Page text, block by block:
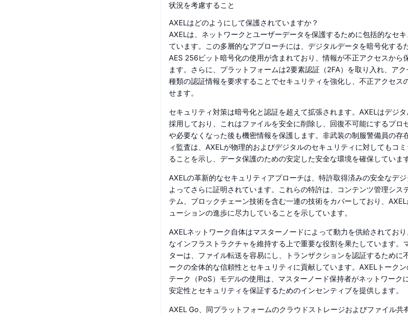
状況を考慮すること
AXELはどのようにして保護されていますか？
AXELは、ネットワークとユーザーデータを保護するために包括的なセ
ています。この多層的なアプローチには、デジタルデータを暗号化する
AES 256ビット暗号化の使用が含まれており、情報が不正アクセスから
ます。さらに、プラットフォームは2要素認証（2FA）を取り入れ、ア
種類の認証情報を要求することでセキュリティを強化し、不正アクセス
せます。
セキュリティ対策は暗号化と認証を超えて拡張されます。AXELはデジ
採用しており、これはファイルを安全に削除し、回復不可能にするプロ
や必要なくなった後も機密情報を保護します。非武装の制服警備員の存
ィ監査は、AXELが物理的およびデジタルのセキュリティに対してもコ
ることを示し、データ保護のための安定した安全な環境を確保しています
AXELの革新的なセキュリティアプローチは、特許取得済みの安全なデ
よってさらに証明されています。これらの特許は、コンテンツ管理シス
テム、ブロックチェーン技術を含む一連の技術をカバーしており、
ューションの進歩に尽力していることを示しています。
AXELネットワーク自体はマスターノードによって動力を供給されてお
なインフラストラクチャを維持する上で重要な役割を果たしています。
ターは、ファイル転送を容易にし、トランザクションを認証するために
ークの全体的な信頼性とセキュリティに貢献しています。AXELトーク
テーク（PoS）モデルの使用は、マスターノード保持者がネットワーク
安定性とセキュリティを保証するためのインセンティブを提供します。
AXEL Go、同プラットフォームのクラウドストレージおよびファイル共